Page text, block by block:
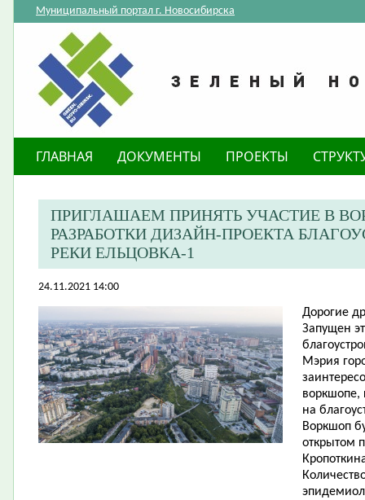
Муниципальный портал г. Новосибирска
ГЛАВНАЯ ДОКУМЕНТЫ ПРОЕКТЫ
ПРИГЛАШАЕМ ПРИНЯТЬ УЧАСТИЕ В
РАЗРАБОТКИ ДИЗАЙН-ПРОЕКТА
РЕКИ ЕЛЬЦОВКА-1
24.11.2021 14:00
Дорогие
Запущен
Мэрия
воркшопе,
на
Воркшоп
открытом